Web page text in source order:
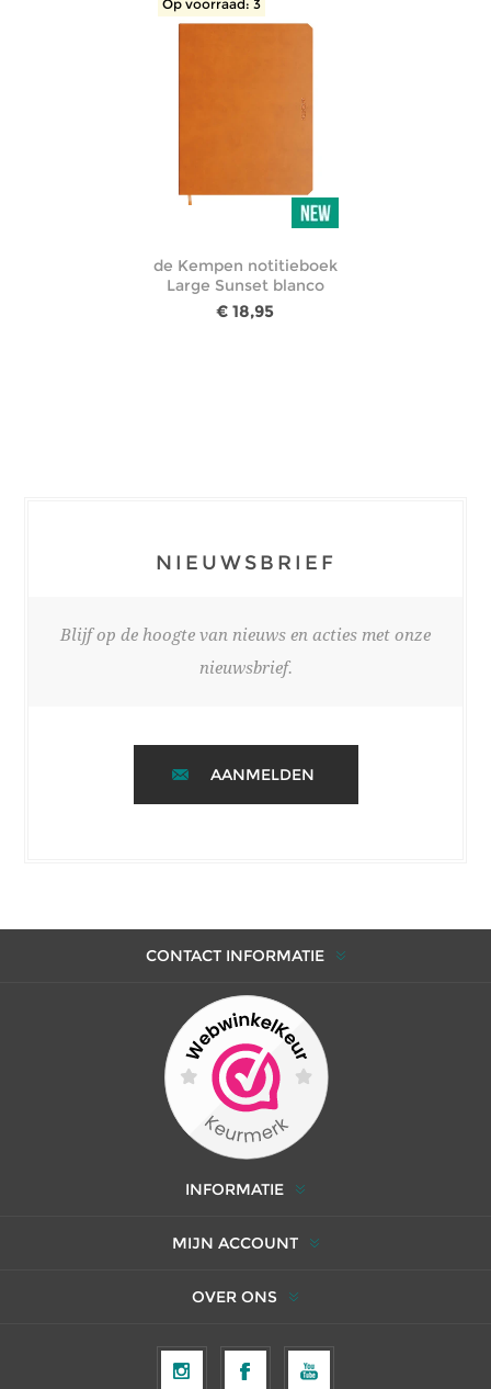
Op voorraad: 3
de Kempen notitieboek
Large Sunset blanco
€ 18,95
NIEUWSBRIEF
Blijf op de hoogte van nieuws en acties met onze
nieuwsbrief.
AANMELDEN
CONTACT INFORMATIE
INFORMATIE
MIJN ACCOUNT
OVER ONS